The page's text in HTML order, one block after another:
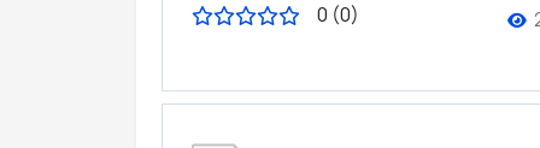
0 (0)